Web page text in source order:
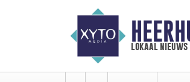
lokaal nieuws